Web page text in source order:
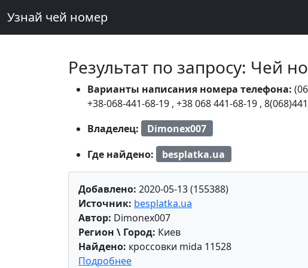
Узнай чей номер
Результат по запросу: Чей
Варианты написания номера телефона:
+38-068-441-68-19 , +38 068 441-68-19 ,
Владелец:
Dimonex007
Где найдено:
besplatka.ua
Добавлено: 2020-05-13 (155388)
Источник: besplatka.ua
Автор: Dimonex007
Регион \ Город: Киев
Найдено: кроссовки mida 11528
Подробнее